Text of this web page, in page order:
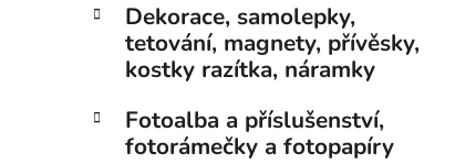
Dekorace, samolepky,
tetování, magnety, přívěsky,
kostky razítka, náramky
Fotoalba a příslušenství,
fotorámečky a fotopapíry